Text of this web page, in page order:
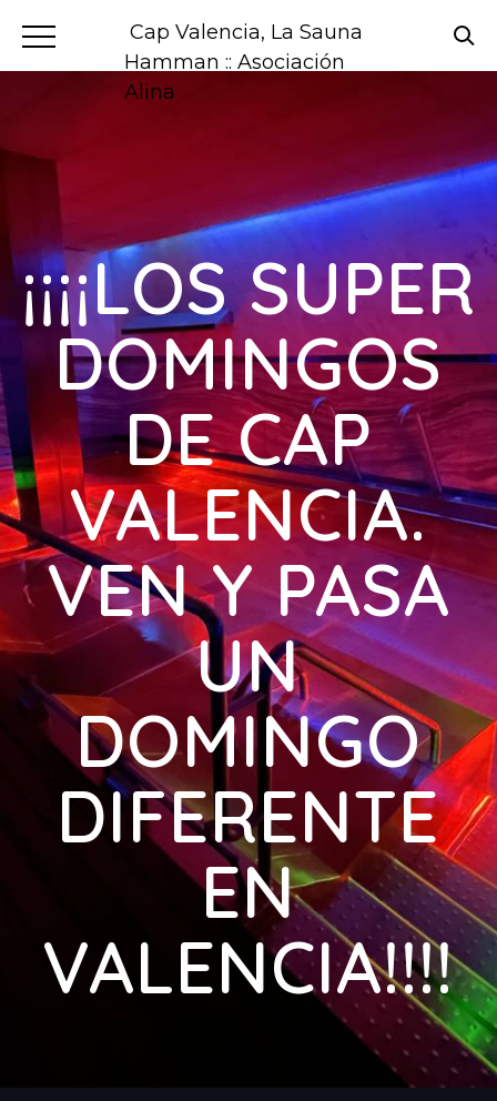
Cap Valencia, La Sauna
Hamman :: Asociación
Alina
¡¡¡¡LOS SUPER
DOMINGOS
DE CAP
VALENCIA.
VEN Y PASA
UN
DOMINGO
DIFERENTE
EN
VALENCIA!!!!